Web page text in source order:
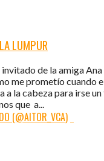
LUMPUR
de la amiga Ana
me prometío cuando
a la cabeza para irse
que a...
(@AITOR_VCA)